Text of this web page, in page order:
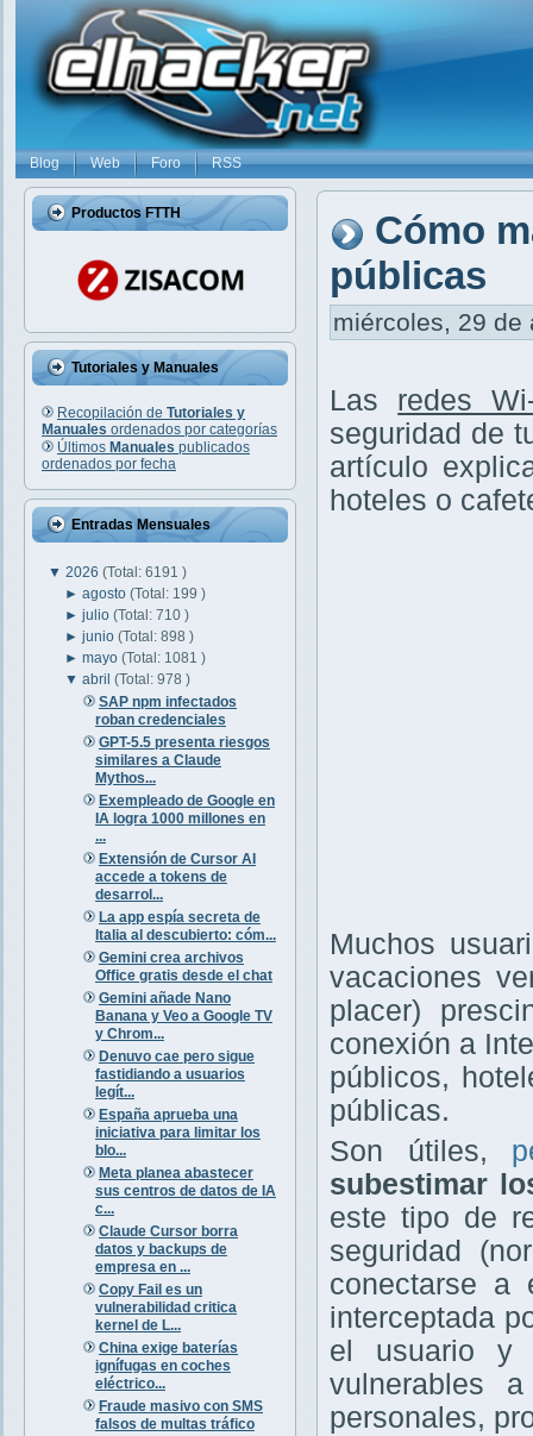
Blog Web Foro RSS
Productos FTTH
Tutoriales y Manuales
Recopilación de Tutoriales y
Manuales ordenados por categorías
Últimos Manuales publicados
ordenados por fecha
Entradas Mensuales
▼ 2026 (Total: 6191 )
►agosto(Total: 199 )
►julio(Total: 710 )
►junio(Total: 898 )
►mayo(Total: 1081 )
▼abril(Total: 978 )
SAP npm infectados
roban credenciales
GPT-5.5 presenta riesgos
similares a Claude
Mythos...
Exempleado de Google en
IA logra 1000 millones en
...
Extensión de Cursor AI
accede a tokens de
desarrol...
La app espía secreta de
Italia al descubierto: cóm...
Gemini crea archivos
Office gratis desde el chat
Gemini añade Nano
Banana y Veo a Google TV
y Chrom...
Denuvo cae pero sigue
fastidiando a usuarios
legít...
España aprueba una
iniciativa para limitar los
blo...
Meta planea abastecer
sus centros de datos de IA
c...
Claude Cursor borra
datos y backups de
empresa en ...
Copy Fail es un
vulnerabilidad critica
kernel de L...
China exige baterías
ignífugas en coches
eléctrico...
Fraude masivo con SMS
falsos de multas tráfico
Cómo
públicas
miércoles, 29 de
Las redes
seguridad de
artículo
hoteles o
Muchos
vacaciones
placer)
conexión a
públicos,
públicas.
Son útiles,
subestimar
este tipo de
seguridad
conectarse a
interceptada
el usuario y
vulnerables
personales,